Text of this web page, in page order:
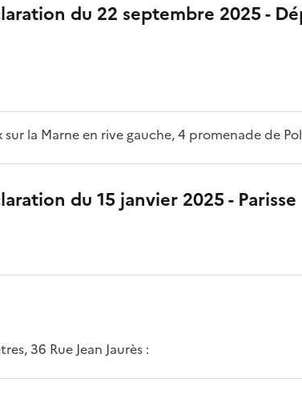
du 22 septembre 2025 -
la Marne en rive gauche, 4 promenade de
du 15 janvier 2025 -
36 Rue Jean Jaurès :